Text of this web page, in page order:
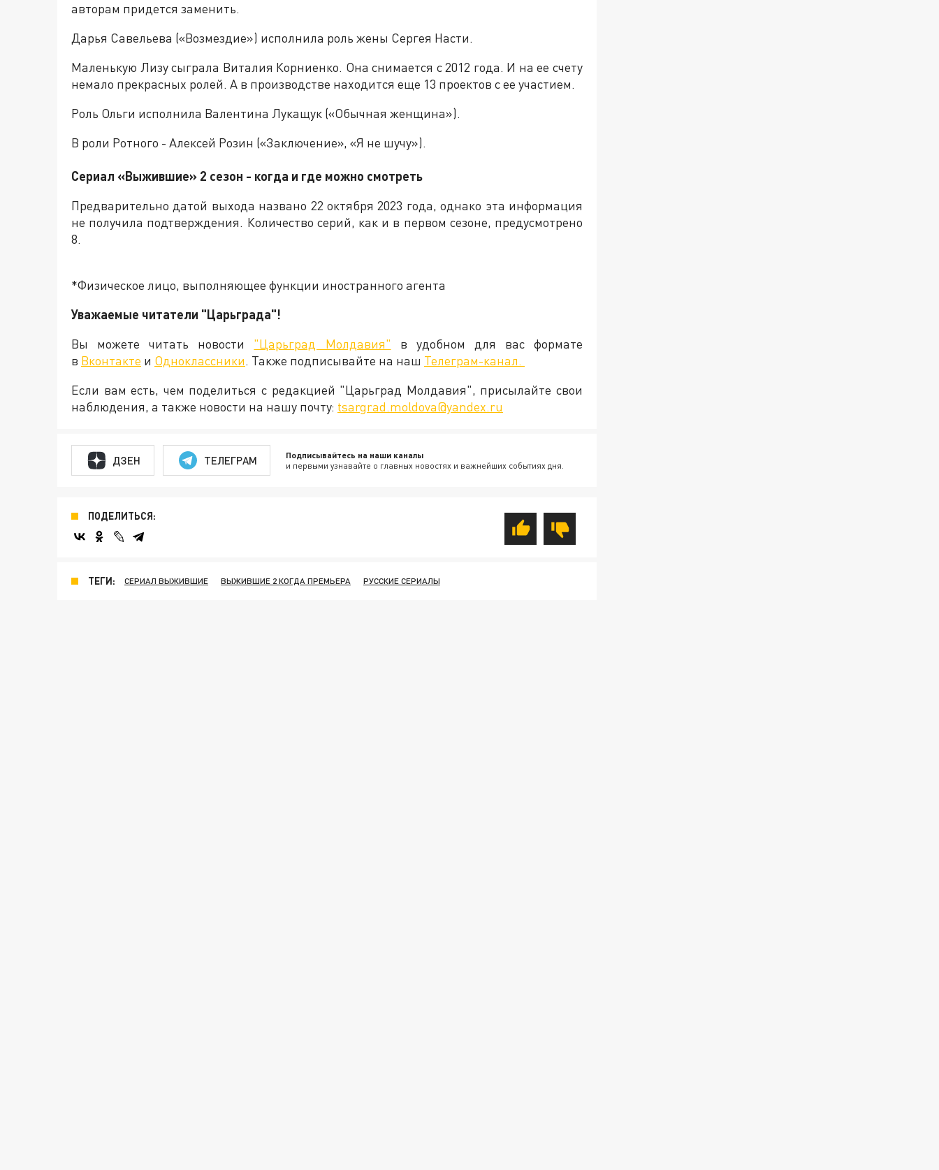
авторам придется заменить.
Дарья Савельева («Возмездие») исполнила роль жены Сергея Насти.
Маленькую Лизу сыграла Виталия Корниенко. Она снимается с 2012 года. И на ее счету
немало прекрасных ролей. А в производстве находится еще 13 проектов с ее участием.
Роль Ольги исполнила Валентина Лукащук («Обычная женщина»).
В роли Ротного - Алексей Розин («Заключение», «Я не шучу»).
Сериал «Выжившие» 2 сезон - когда и где можно смотреть
Предварительно датой выхода названо 22 октября 2023 года, однако эта информация
не получила подтверждения. Количество серий, как и в первом сезоне, предусмотрено
8.
*Физическое лицо, выполняющее функции иностранного агента
Уважаемые читатели "Царьграда"!
Вы можете читать новости "Царьград Молдавия" в удобном для вас формате
в Вконтакте и Одноклассники. Также подписывайте на наш Телеграм-канал.
Если вам есть, чем поделиться с редакцией "Царьград Молдавия", присылайте свои
наблюдения, а также новости на нашу почту: tsargrad.moldova@yandex.ru
ДЗЕН ТЕЛЕГРАМ Подписывайтесь на наши каналы
и первыми узнавайте о главных новостях и важнейших событиях дня.
ПОДЕЛИТЬСЯ:
ТЕГИ: СЕРИАЛ ВЫЖИВШИЕ ВЫЖИВШИЕ 2 КОГДА ПРЕМЬЕРА РУССКИЕ СЕРИАЛЫ